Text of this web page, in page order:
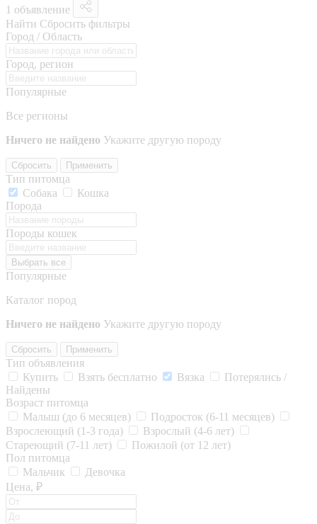
1 объявление
Найти Сбросить фильтры
Город / Область
Город, регион
Популярные
Все регионы
Ничего не найдено Укажите другую породу
Сбросить Применить
Тип питомца
Собака
Кошка
Порода
Породы кошек
Выбрать все
Популярные
Каталог пород
Ничего не найдено Укажите другую породу
Сбросить Применить
Тип объявления
Купить
Взять бесплатно Вязка
Потерялись /
Найдены
Возраст питомца
Малыш (до 6 месяцев)
Подросток (6-11 месяцев)
Взрослеющий (1-3 года)
Взрослый (4-6 лет)
Стареющий (7-11 лет)
Пожилой (от 12 лет)
Пол питомца
Мальчик
Девочка
Цена, ₽